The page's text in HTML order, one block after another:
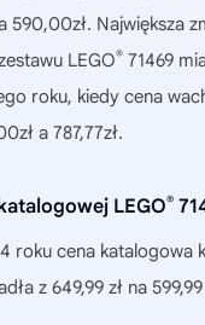
590,00zł. Największa
LEGO® 71469
roku, kiedy cena
a 787,77zł.
LEGO®
roku cena katalogowa
z 649,99 zł na 599,99